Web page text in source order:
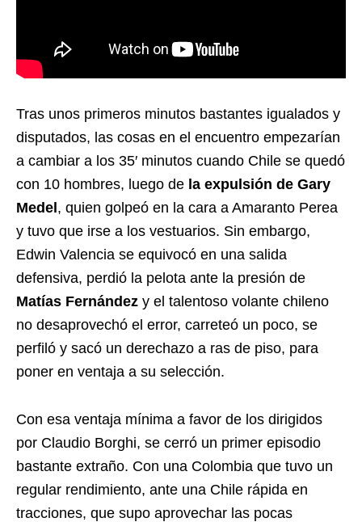
Tras unos primeros minutos bastantes igualados y
disputados, las cosas en el encuentro empezarían
a cambiar a los 35′ minutos cuando Chile se quedó
con 10 hombres, luego de la expulsión de Gary
Medel, quien golpeó en la cara a Amaranto Perea
y tuvo que irse a los vestuarios. Sin embargo,
Edwin Valencia se equivocó en una salida
defensiva, perdió la pelota ante la presión de
Matías Fernández y el talentoso volante chileno
no desaprovechó el error, carreteó un poco, se
perfiló y sacó un derechazo a ras de piso, para
poner en ventaja a su selección.
Con esa ventaja mínima a favor de los dirigidos
por Claudio Borghi, se cerró un primer episodio
bastante extraño. Con una Colombia que tuvo un
regular rendimiento, ante una Chile rápida en
tracciones, que supo aprovechar las pocas